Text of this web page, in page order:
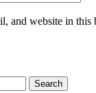
and website in